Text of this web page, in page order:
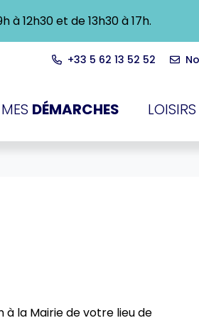
à 12h30 et de 13h30 à 17h.
+33 5 62 13 52 52
MES DÉMARCHES LOISIRS
la Mairie de votre lieu de